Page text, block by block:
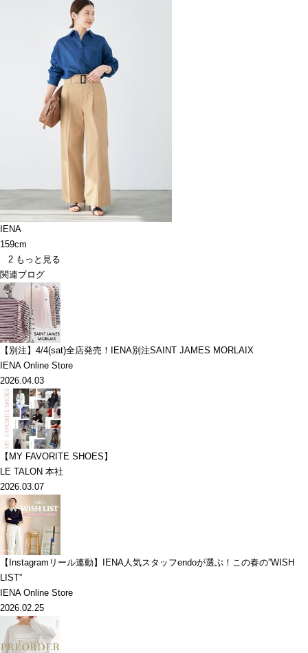
IENA
159cm
2 もっと見る
関連ブログ
【別注】4/4(sat)全店発売！IENA別注SAINT JAMES MORLAIX
IENA Online Store
2026.04.03
【MY FAVORITE SHOES】
LE TALON 本社
2026.03.07
【Instagramリール連動】IENA人気スタッフendoが選ぶ！この春の”WISH
LIST”
IENA Online Store
2026.02.25